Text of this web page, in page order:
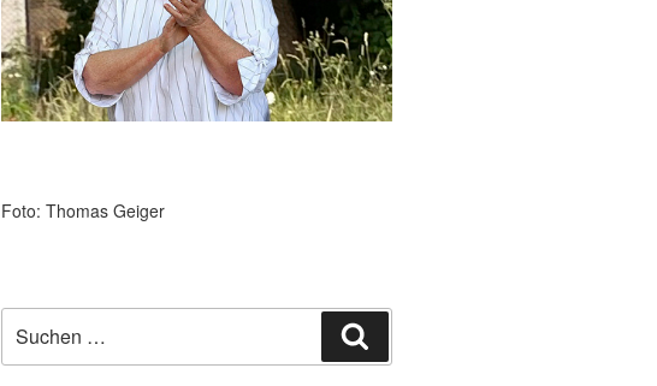
Foto: Thomas Geiger
nach: